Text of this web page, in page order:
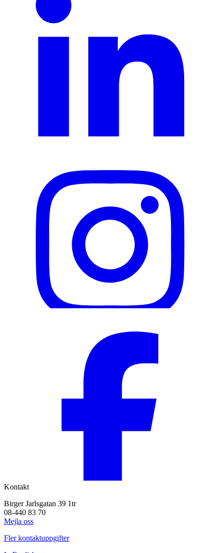
Kontakt
Birger Jarlsgatan 39 1tr
08-440 83 70
Mejla oss
Fler kontaktuppgifter